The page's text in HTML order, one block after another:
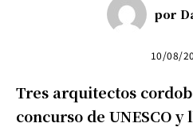
por
10/08/
Tres arquitectos
concurso de UNESCO y